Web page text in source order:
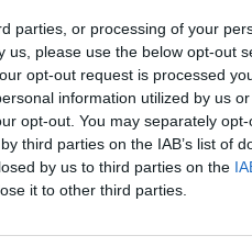
parties, or processing of your
please use the below opt-out
opt-out request is processed
information utilized by us
opt-out. You may separately
third parties on the IAB’s list of
by us to third parties on the
it to other third parties.